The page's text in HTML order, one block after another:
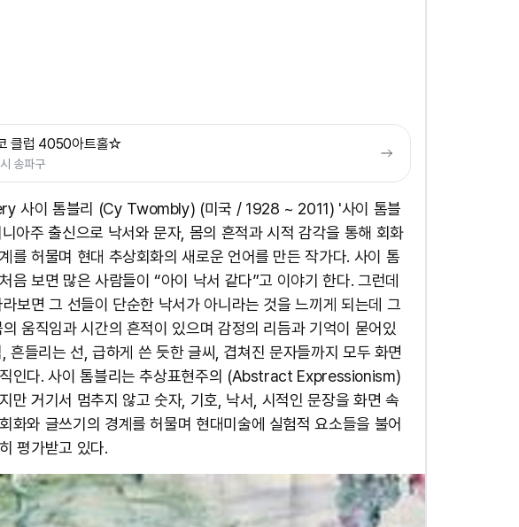
클럽 4050아트홀☆
송파구
사이 톰블리 (Cy Twombly) (미국 / 1928 ~ 2011) '사이 톰블
아주 출신으로 낙서와 문자, 몸의 흔적과 시적 감각을 통해 회화
를 허물며 현대 추상회화의 새로운 언어를 만든 작가다. 사이 톰
음 보면 많은 사람들이 “아이 낙서 같다”고 이야기 한다. 그런데
보면 그 선들이 단순한 낙서가 아니라는 것을 느끼게 되는데 그
움직임과 시간의 흔적이 있으며 감정의 리듬과 기억이 묻어있
흔들리는 선, 급하게 쓴 듯한 글씨, 겹쳐진 문자들까지 모두 화면
인다. 사이 톰블리는 추상표현주의 (Abstract Expressionism)
만 거기서 멈추지 않고 숫자, 기호, 낙서, 시적인 문장을 화면 속
화와 글쓰기의 경계를 허물며 현대미술에 실험적 요소들을 불어
평가받고 있다.